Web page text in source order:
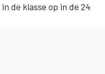
de klasse op in de 24